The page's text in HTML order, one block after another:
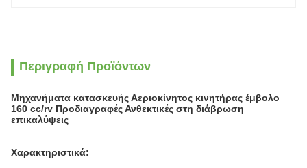
Περιγραφή Προϊόντων
Μηχανήματα κατασκευής Αεριοκίνητος κινητήρας έμβολο
160 cc/rv Προδιαγραφές Ανθεκτικές στη διάβρωση
επικαλύψεις
Χαρακτηριστικά: